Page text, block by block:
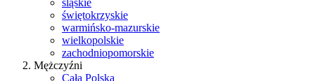
śląskie
świętokrzyskie
warmińsko-mazurskie
wielkopolskie
zachodniopomorskie
Mężczyźni
Cała Polska